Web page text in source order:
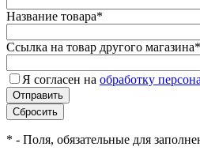
Название товара*
Ссылка на товар другого магазина*
Я согласен на обработку
* - Поля, обязательные для